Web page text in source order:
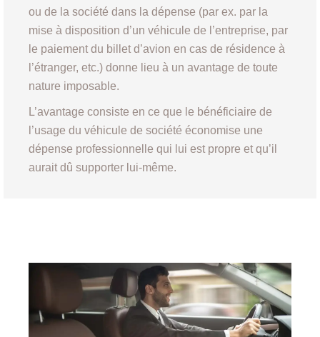
ou de la société dans la dépense (par ex. par la
mise à disposition d’un véhicule de l’entreprise, par
le paiement du billet d’avion en cas de résidence à
l’étranger, etc.) donne lieu à un avantage de toute
nature imposable.
L’avantage consiste en ce que le bénéficiaire de
l’usage du véhicule de société économise une
dépense professionnelle qui lui est propre et qu’il
aurait dû supporter lui-même.